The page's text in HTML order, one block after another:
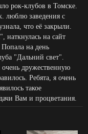
рок-клубов в Томске.
люблю заведения с
что её закрыли.
наткнулась на сайт
на день
"Дальний свет".
дружественную
Ребята, я очень
такое
Вам и процветания.